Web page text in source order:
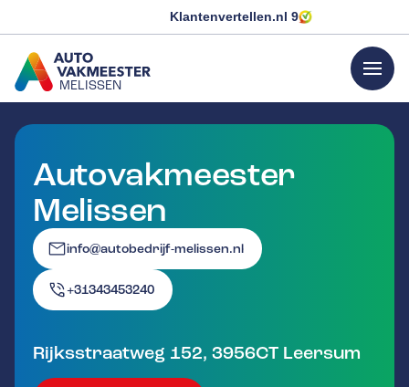
Klantenvertellen.nl 9
MELISSEN
GA NAAR DE HOMEPAGINA
menu
Autovakmeester
Melissen
info@autobedrijf-melissen.nl
+31343453240
Rijksstraatweg 152, 3956CT Leersum